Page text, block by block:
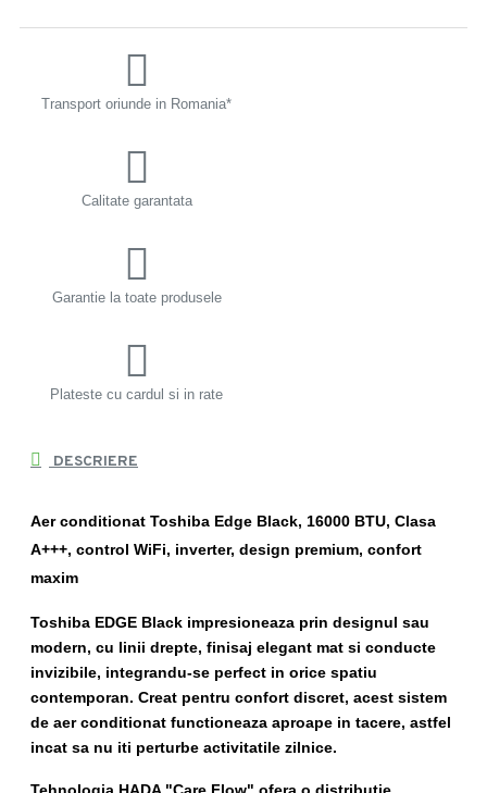
Transport oriunde in Romania*
Calitate garantata
Garantie la toate produsele
Plateste cu cardul si in rate
DESCRIERE
Aer conditionat Toshiba Edge Black, 16000 BTU, Clasa
A+++, control WiFi, inverter, design premium, confort
maxim
Toshiba EDGE Black impresioneaza prin designul sau
modern, cu linii drepte, finisaj elegant mat si conducte
invizibile, integrandu-se perfect in orice spatiu
contemporan. Creat pentru confort discret, acest sistem
de aer conditionat functioneaza aproape in tacere, astfel
incat sa nu iti perturbe activitatile zilnice.
Tehnologia HADA "Care Flow" ofera o distributie